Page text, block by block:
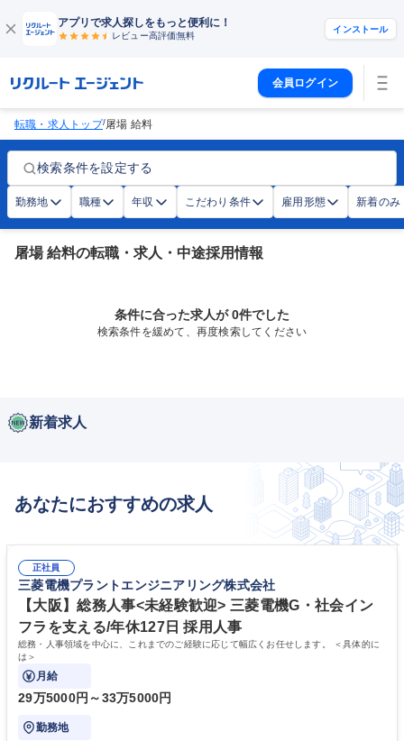
アプリで求人探しをもっと便利に！
レビュー高評価無料
インストール
会員ログイン
転職・求人トップ/屠場 給料
検索条件を設定する
勤務地 職種 年収 こだわり条件 雇用形態 新着のみ
屠場 給料の転職・求人・中途採用情報
条件に合った求人が 0件でした
検索条件を緩めて、再度検索してください
新着求人
あなたにおすすめの求人
正社員
三菱電機プラントエンジニアリング株式会社
【大阪】総務人事<未経験歓迎> 三菱電機G・社会イン
フラを支える/年休127日 採用人事
総務・人事領域を中心に、これまでのご経験に応じて幅広くお任せします。 ＜具体的に
は＞
月給
29万5000円～33万5000円
勤務地